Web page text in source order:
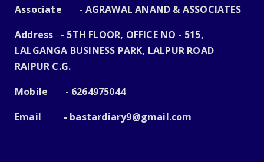
Associate - AGRAWAL ANAND & ASSOCIATES
Address - 5TH FLOOR, OFFICE NO - 515,
LALGANGA BUSINESS PARK, LALPUR ROAD
RAIPUR C.G.
Mobile - 6264975044
Email - bastardiary9@gmail.com